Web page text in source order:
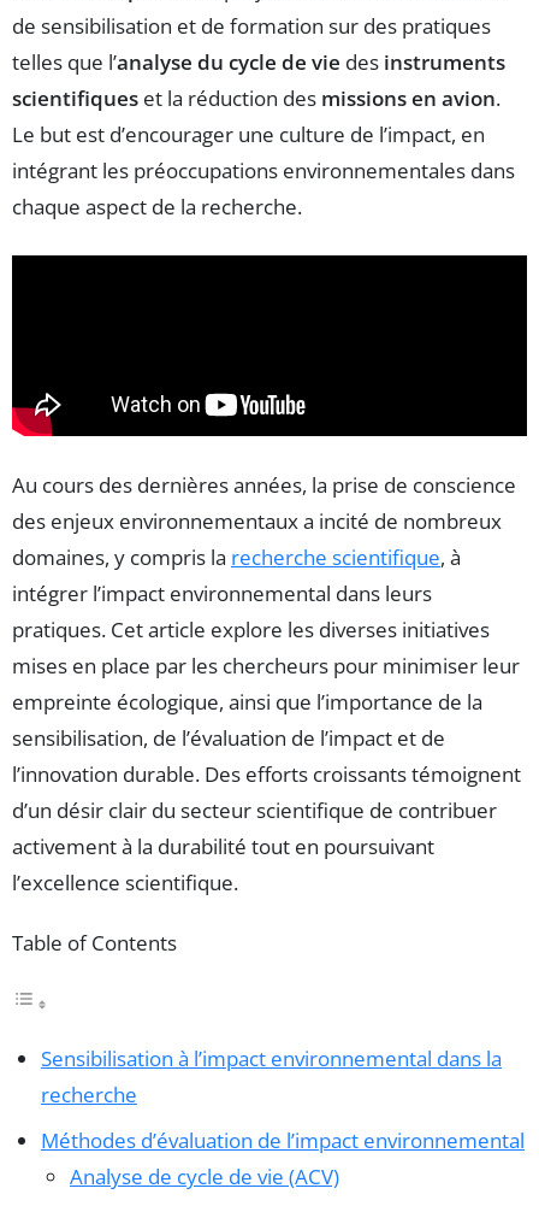
de sensibilisation et de formation sur des pratiques
telles que l’analyse du cycle de vie des instruments
scientifiques et la réduction des missions en avion.
Le but est d’encourager une culture de l’impact, en
intégrant les préoccupations environnementales dans
chaque aspect de la recherche.
Au cours des dernières années, la prise de conscience
des enjeux environnementaux a incité de nombreux
domaines, y compris la recherche scientifique, à
intégrer l’impact environnemental dans leurs
pratiques. Cet article explore les diverses initiatives
mises en place par les chercheurs pour minimiser leur
empreinte écologique, ainsi que l’importance de la
sensibilisation, de l’évaluation de l’impact et de
l’innovation durable. Des efforts croissants témoignent
d’un désir clair du secteur scientifique de contribuer
activement à la durabilité tout en poursuivant
l’excellence scientifique.
Table of Contents
Sensibilisation à l’impact environnemental dans la
recherche
Méthodes d’évaluation de l’impact environnemental
Analyse de cycle de vie (ACV)